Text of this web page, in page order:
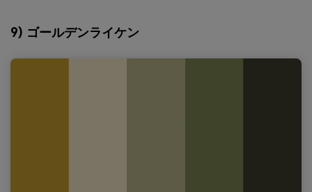
9) ゴールデンライケン